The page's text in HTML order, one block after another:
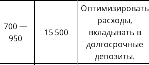
700 —
950
15 500
Оптимизировать
расходы,
вкладывать в
долгосрочные
депозиты.